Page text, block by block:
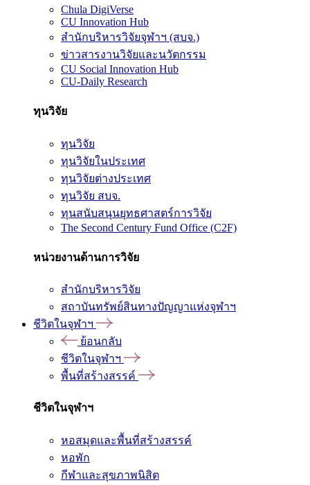
Chula DigiVerse
CU Innovation Hub
สำนักบริหารวิจัยจุฬาฯ (สบจ.)
ข่าวสารงานวิจัยและนวัตกรรม
CU Social Innovation Hub
CU-Daily Research
ทุนวิจัย
ทุนวิจัย
ทุนวิจัยในประเทศ
ทุนวิจัยต่างประเทศ
ทุนวิจัย สบจ.
ทุนสนับสนุนยุทธศาสตร์การวิจัย
The Second Century Fund Office (C2F)
หน่วยงานด้านการวิจัย
สำนักบริหารวิจัย
สถาบันทรัพย์สินทางปัญญาแห่งจุฬาฯ
ชีวิตในจุฬาฯ
ย้อนกลับ
ชีวิตในจุฬาฯ
พื้นที่สร้างสรรค์
ชีวิตในจุฬาฯ
หอสมุดและพื้นที่สร้างสรรค์
หอพัก
กีฬาและสุขภาพนิสิต